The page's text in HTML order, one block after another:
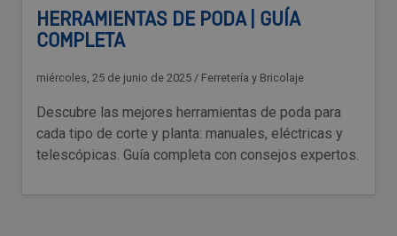
HERRAMIENTAS DE PODA | GUÍA
COMPLETA
miércoles, 25 de junio de 2025 / Ferretería y Bricolaje
Descubre las mejores herramientas de poda para
cada tipo de corte y planta: manuales, eléctricas y
telescópicas. Guía completa con consejos expertos.